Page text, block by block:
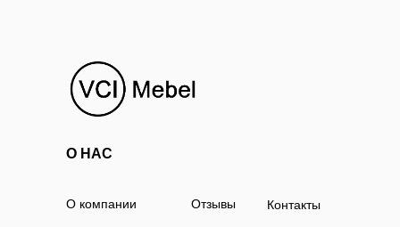
О компании
О НАС
Контакты
Отзывы